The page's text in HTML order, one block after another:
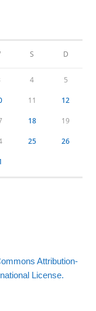
S D
4 5
11 12
18 19
25 26
Attribution-
License.